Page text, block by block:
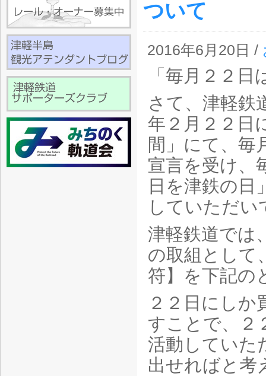
ついて
2016年6月20日 /
「毎月２２
さて、津軽鉄
年２月２２日
間」にて、毎
宣言を受け、
日を津鉄の
していただい
津軽鉄道では
の取組として
符】を下記の
２２日にしか
すことで、２
活動していた
出せればと考